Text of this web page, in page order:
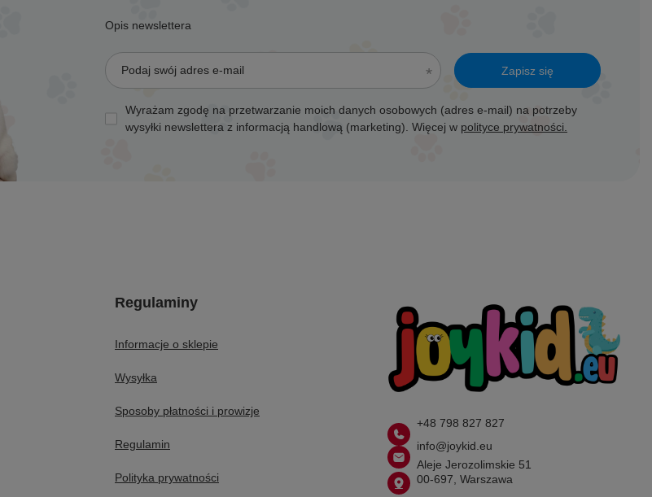
Opis newslettera
Podaj swój adres e-mail
Wyrażam zgodę na przetwarzanie moich danych osobowych (adres e-mail) na potrzeby
wysyłki newslettera z informacją handlową (marketing). Więcej w polityce prywatności.
Zapisz się
Regulaminy
Informacje o sklepie
Wysyłka
Sposoby płatności i prowizje
Regulamin
Polityka prywatności
+48 798 827 827
info@joykid.eu
Aleje Jerozolimskie 51
00-697, Warszawa